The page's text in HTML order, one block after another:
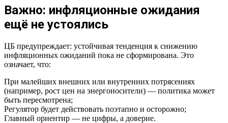
Важно: инфляционные ожидания
ещё не устоялись
ЦБ предупреждает: устойчивая тенденция к снижению
инфляционных ожиданий пока не сформирована. Это
означает, что:
При малейших внешних или внутренних потрясениях
(например, рост цен на энергоносители) — политика может
быть пересмотрена;
Регулятор будет действовать поэтапно и осторожно;
Главный ориентир — не цифры, а доверие.